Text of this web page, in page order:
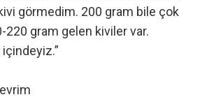
görmedim. 200 gram bile çok
220 gram gelen kiviler var.